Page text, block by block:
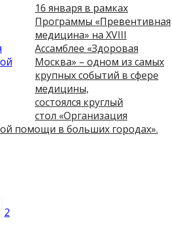
16 января в рамках
Программы «Превентивная
медицина» на XVIII
Ассамблее «Здоровая
Москва» – одном из самых
крупных событий в сфере
медицины,
состоялся круглый
стол «Организация
помощи в больших городах».
2